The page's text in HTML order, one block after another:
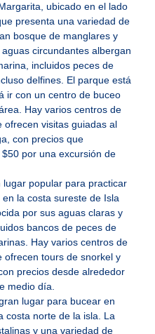
ubicado en el lado
presenta una variedad de
bosque de manglares y
circundantes albergan
incluidos peces de
delfines. El parque está
ir con un centro de buceo
Hay varios centros de
ofrecen visitas guiadas al
con precios que
por una excursión de
lugar popular para practicar
la costa sureste de Isla
por sus aguas claras y
bancos de peces de
Hay varios centros de
ofrecen tours de snorkel y
precios desde alrededor
medio día.
lugar para bucear en
costa norte de la isla. La
y una variedad de